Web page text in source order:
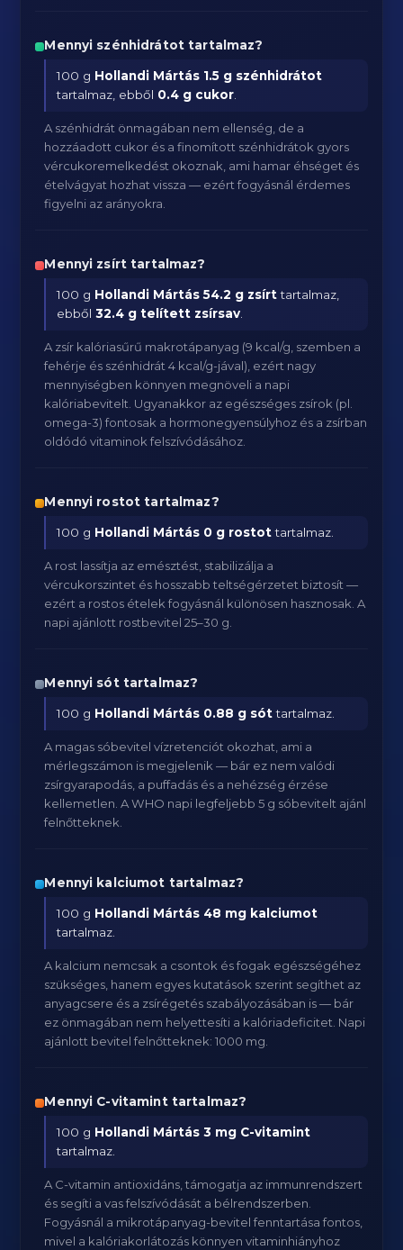
Mennyi szénhidrátot tartalmaz?
100 g Hollandi Mártás 1.5 g szénhidrátot
tartalmaz, ebből 0.4 g cukor
A szénhidrát önmagában nem ellenség, de a
hozzáadott cukor és a finomított szénhidrátok gyors
vércukoremelkedést okoznak, ami hamar éhséget és
ételvágyat hozhat vissza — ezért fogyásnál érdemes
figyelni az arányokra.
Mennyi zsírt tartalmaz?
100 g Hollandi Mártás 54.2 g zsírttartalmaz,
ebből32.4 g telített zsírsav
A zsír kalóriasűrű makrotápanyag (9 kcal/g, szemben a
fehérje és szénhidrát 4 kcal/g-jával), ezért nagy
mennyiségben könnyen megnöveli a napi
kalóriabevitelt. Ugyanakkor az egészséges zsírok (pl.
omega-3) fontosak a hormonegyensúlyhoz és a zsírban
oldódó vitaminok felszívódásához.
Mennyi rostot tartalmaz?
100 g Hollandi Mártás 0 g rostottartalmaz.
A rost lassítja az emésztést, stabilizálja a
vércukorszintet és hosszabb teltségérzetet biztosít —
ezért a rostos ételek fogyásnál különösen hasznosak. A
napi ajánlott rostbevitel 25–30 g.
Mennyi sót tartalmaz?
100 g Hollandi Mártás 0.88 g sóttartalmaz.
A magas sóbevitel vízretenciót okozhat, ami a
mérlegszámon is megjelenik — bár ez nem valódi
zsírgyarapodás, a puffadás és a nehézség érzése
kellemetlen. A WHO napi legfeljebb 5 g sóbevitelt ajánl
felnőtteknek.
Mennyi kalciumot tartalmaz?
100 g Hollandi Mártás 48 mg kalciumot
tartalmaz.
A kalcium nemcsak a csontok és fogak egészségéhez
szükséges, hanem egyes kutatások szerint segíthet az
anyagcsere és a zsírégetés szabályozásában is — bár
ez önmagában nem helyettesíti a kalóriadeficitet. Napi
ajánlott bevitel felnőtteknek: 1000 mg.
Mennyi C-vitamint tartalmaz?
100 g Hollandi Mártás 3 mg C-vitamint
tartalmaz.
A C-vitamin antioxidáns, támogatja az immunrendszert
és segíti a vas felszívódását a bélrendszerben.
Fogyásnál a mikrotápanyag-bevitel fenntartása fontos,
mivel a kalóriakorlátozás könnyen vitaminhiányhoz